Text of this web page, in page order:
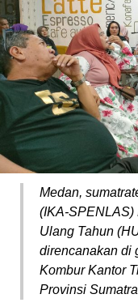
Medan,
(IKA-SPENLAS)
Ulang Tahun
direncanakan di
Kombur Kantor
Provinsi